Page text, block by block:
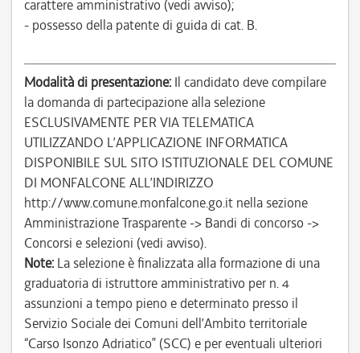
carattere amministrativo (vedi avviso);
- possesso della patente di guida di cat. B.
Modalità di presentazione: Il candidato deve compilare
la domanda di partecipazione alla selezione
ESCLUSIVAMENTE PER VIA TELEMATICA
UTILIZZANDO L’APPLICAZIONE INFORMATICA
DISPONIBILE SUL SITO ISTITUZIONALE DEL COMUNE
DI MONFALCONE ALL’INDIRIZZO
http://www.comune.monfalcone.go.it nella sezione
Amministrazione Trasparente -> Bandi di concorso ->
Concorsi e selezioni (vedi avviso).
Note: La selezione è finalizzata alla formazione di una
graduatoria di istruttore amministrativo per n. 4
assunzioni a tempo pieno e determinato presso il
Servizio Sociale dei Comuni dell’Ambito territoriale
“Carso Isonzo Adriatico” (SCC) e per eventuali ulteriori